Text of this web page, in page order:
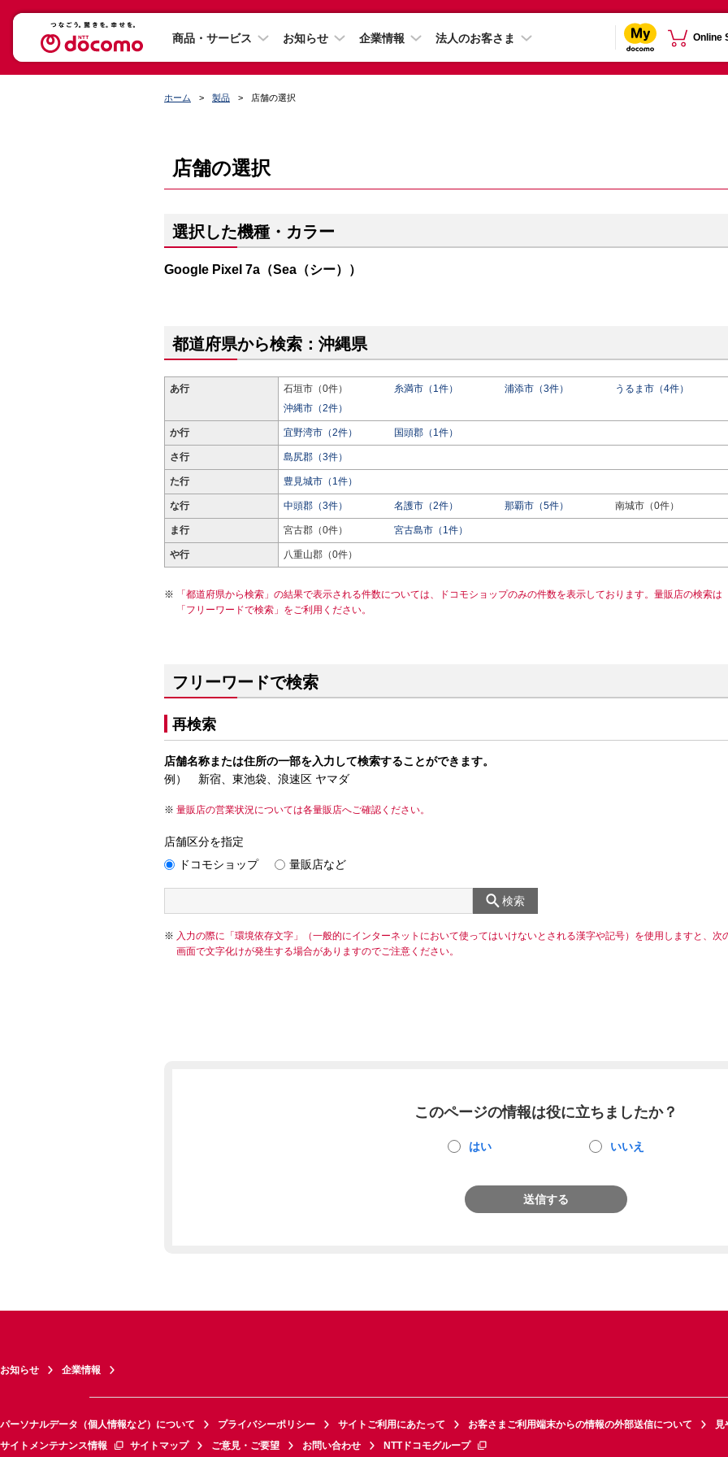
商品・サービス お知らせ 企業情報 法人のお客さま Online
ホーム 製品 店舗の選択
店舗の選択
選択した機種・カラー
Google Pixel 7a（Sea（シー））
都道府県から検索：沖縄県
あ行 石垣市（0件） 糸満市（1件） 浦添市（3件）
うるま市（4件）
沖縄市（2件）
か行 宜野湾市（2件） 国頭郡（1件）
さ行 島尻郡（3件）
た行 豊見城市（1件）
な行 中頭郡（3件） 名護市（2件） 那覇市（5件） 南城市（0件）
ま行 宮古郡（0件） 宮古島市（1件）
や行 八重山郡（0件）
「都道府県から検索」の結果で表示される件数については、ドコモショップのみの件数を表示しております。量販店の検索は
「フリーワードで検索」をご利用ください。
フリーワードで検索
再検索
店舗名称または住所の一部を入力して検索することができます。
例） 新宿、東池袋、浪速区 ヤマダ
量販店の営業状況については各量販店へご確認ください。
店舗区分を指定
ドコモショップ
量販店など
検索
入力の際に「環境依存文字」（一般的にインターネットにおいて使ってはいけないとされる漢字や記号）を使用しますと、次
画面で文字化けが発生する場合がありますのでご注意ください。
このページの情報は役に立ちましたか？
はい いいえ
送信する
お知らせ 企業情報
パーソナルデータ（個人情報など）について プライバシーポリシー サイトご利用にあたって お客さまご利用端末からの情報の外部送信について
見
サイトメンテナンス情報
サイトマップ ご意見・ご要望 お問い合わせ NTTドコモグループ